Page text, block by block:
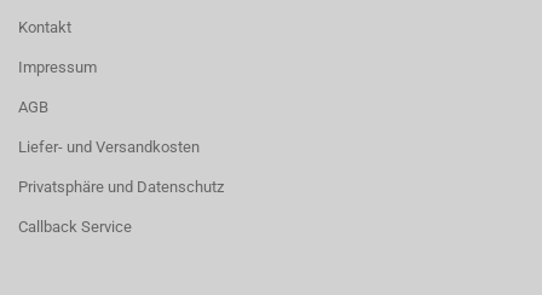
Kontakt
Impressum
AGB
Liefer- und Versandkosten
Privatsphäre und Datenschutz
Callback Service